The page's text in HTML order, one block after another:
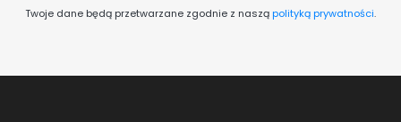
Twoje dane będą przetwarzane zgodnie z nasząpolityką prywatności.